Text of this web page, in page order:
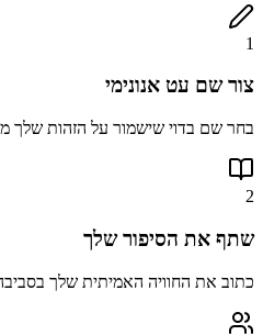
1
צור שם עט אנונימי
בחר שם בדוי שישמור על הזהות שלך
2
שתף את הסיפור שלך
כתוב את החוויה האמיתית שלך